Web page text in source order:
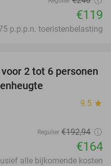
€119
p.p.p.n. toeristenbelasting
15%
2 tot 6 personen
9.5 star
Regulier €192,94
€164
alle bijkomende kosten